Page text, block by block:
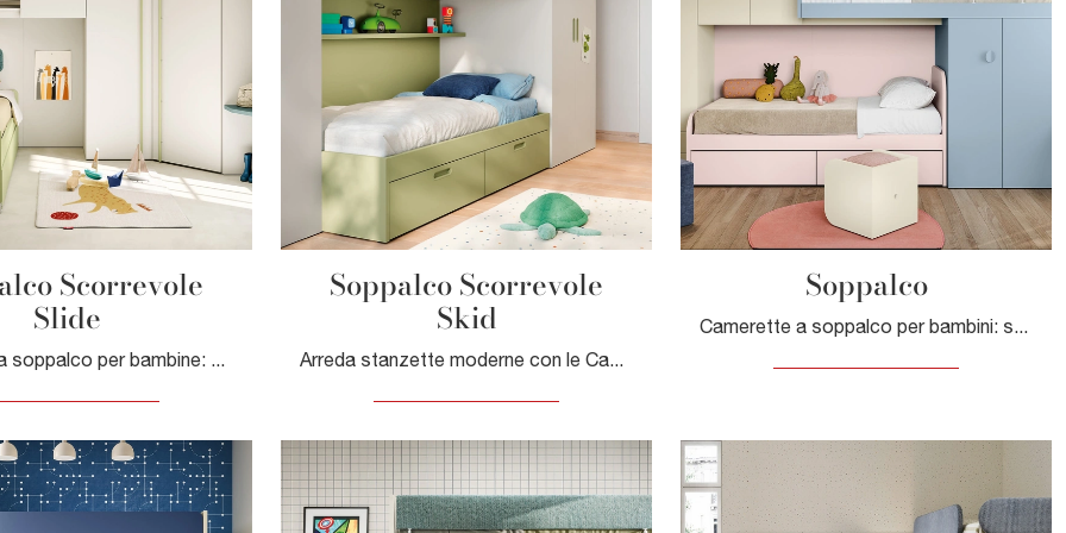
Scorrevole
Slide
Camerette a soppalco per bambine: scopri il modello in melaminico Soppalco Scorrevole Slide di Nidi per stanzette moderne.
Soppalco Scorrevole
Skid
Arreda stanzette moderne con le Camerette a soppalco Nidi! Il modello Soppalco Scorrevole Skid in melaminico è per bambini.
Soppalco
Camerette a soppalco per bambini: scopri il modello in melaminico Soppalco di Nidi per stanzette moderne.